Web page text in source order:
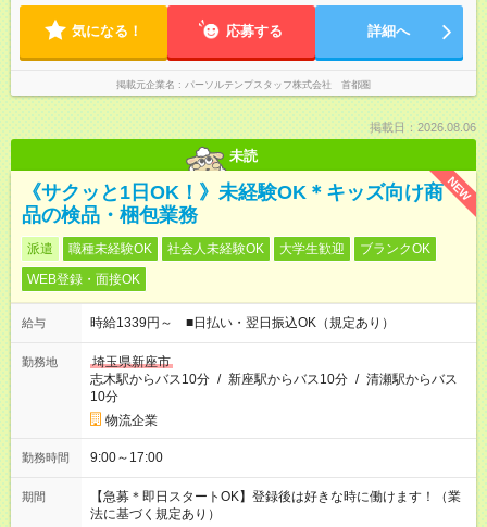
気になる！ 応募する 詳細へ
掲載元企業名 パーソルテンプスタッフ株式会社 首都圏
掲載日：2026.08.06
未読
NEW
《サクッと1日OK！》未経験OK＊キッズ向け商
品の検品・梱包業務
派遣 職種未経験OK 社会人未経験OK 大学生歓迎
ブランクOK
WEB登録・面接OK
給与 時給1339円～ ■日払い・翌日振込OK（規定あり）
勤務地
埼玉県新座市
志木駅からバス10分 / 新座駅からバス10分 / 清瀬駅からバス
10分
物流企業
勤務時間 9:00～17:00
期間
【急募＊即日スタートOK】登録後は好きな時に働けます！（業
法に基づく規定あり）